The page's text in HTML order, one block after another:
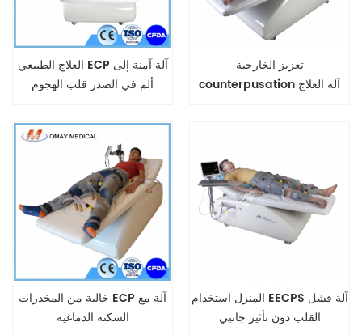
العلاج الطبيعي ECP آلة آمنة إلى
ألم في الصدر قلب الهجوم
تعزيز الخارجية
counterpusation آلة العلاج
خالية من المخدرات ECP آلة مع
السكتة الدماغية
المنزل استخدام EECPS آلة فشل
القلب دون تأثير جانبي